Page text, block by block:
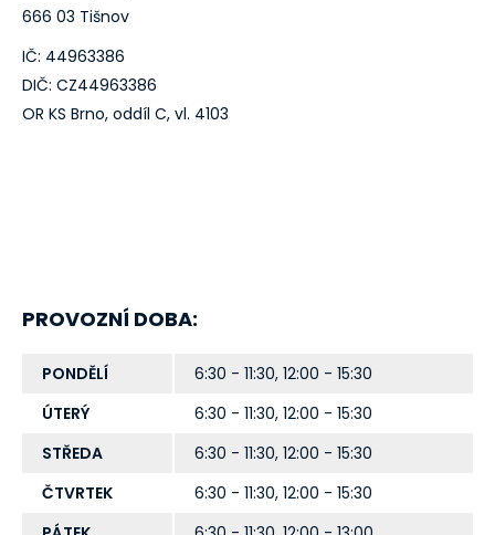
666 03 Tišnov
IČ: 44963386
DIČ: CZ44963386
OR KS Brno, oddíl C, vl. 4103
PROVOZNÍ DOBA:
PONDĚLÍ
6:30 - 11:30, 12:00 - 15:30
ÚTERÝ
6:30 - 11:30, 12:00 - 15:30
STŘEDA
6:30 - 11:30, 12:00 - 15:30
ČTVRTEK
6:30 - 11:30, 12:00 - 15:30